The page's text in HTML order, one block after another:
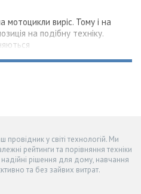
мотоцикли виріс. Тому і на
на подібну техніку.
провідник у світі технологій. Ми
рейтинги та порівняння техніки
рішення для дому, навчання
та без зайвих витрат.